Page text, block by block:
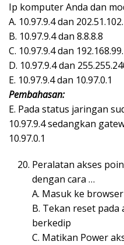
Ip komputer Anda dan
A. 10.97.9.4 dan
B. 10.97.9.4 dan 8.8.8.8
C. 10.97.9.4 dan
D. 10.97.9.4 dan
E. 10.97.9.4 dan 10.97.0.1
Pembahasan:
E. Pada status jaringan
10.97.9.4 sedangkan
10.97.0.1
Peralatan akses
dengan cara …
A. Masuk ke
B. Tekan reset
berkedip
C. Matikan Power